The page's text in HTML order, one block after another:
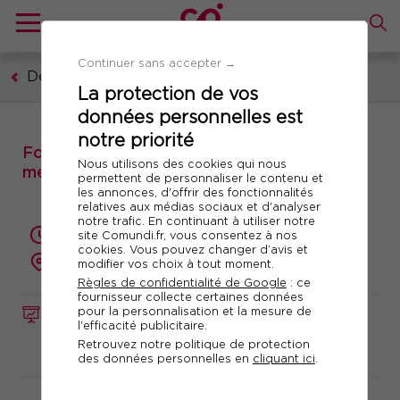
Continuer sans accepter →
La protection de vos
données personnelles est
notre priorité
Nous utilisons des cookies qui nous
permettent de personnaliser le contenu et
les annonces, d'offrir des fonctionnalités
relatives aux médias sociaux et d'analyser
notre trafic. En continuant à utiliser notre
site Comundi.fr, vous consentez à nos
cookies. Vous pouvez changer d’avis et
modifier vos choix à tout moment.
Règles de confidentialité de Google : ce
fournisseur collecte certaines données
pour la personnalisation et la mesure de
l'efficacité publicitaire.
Retrouvez notre politique de protection
des données personnelles en cliquant ici
Développement personnel
FORMATION Réf. 10359
Télécharger le programme
Formation : Arrêtez de penser ! Apaiser son
mental et le diriger positivement
2 jours (14 heures)
présentiel ou à distance